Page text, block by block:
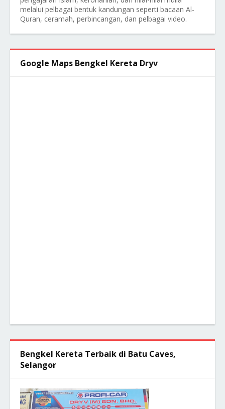
melalui pelbagai bentuk kandungan seperti bacaan Al-
Quran, ceramah, perbincangan, dan pelbagai video.
Google Maps Bengkel Kereta Dryv
Bengkel Kereta Terbaik di Batu Caves,
Selangor